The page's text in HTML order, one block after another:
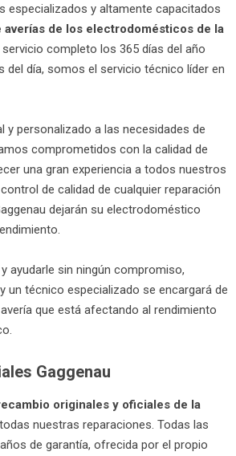
especializados y altamente capacitados
averías de los electrodomésticos de la
servicio completo los 365 días del año
del día, somos el servicio técnico líder en
y personalizado a las necesidades de
comprometidos con la calidad de
una gran experiencia a todos nuestros
de calidad de cualquier reparación
dejarán su electrodoméstico
ayudarle sin ningún compromiso,
un técnico especializado se encargará de
que está afectando al rendimiento
Gaggenau
originales y oficiales de la
nuestras reparaciones. Todas las
de garantía, ofrecida por el propio